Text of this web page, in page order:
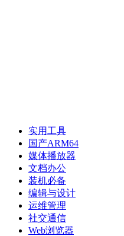
实用工具
国产ARM64
媒体播放器
文档办公
装机必备
编辑与设计
运维管理
社交通信
Web浏览器